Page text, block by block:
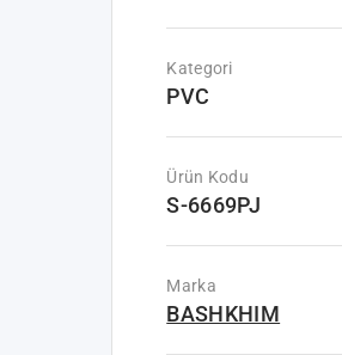
Kategori
PVC
Ürün Kodu
S-6669PJ
Marka
BASHKHIM